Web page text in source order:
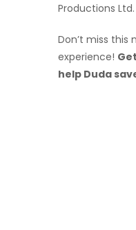
Productions Ltd.
Don’t miss
experience!
help Duda